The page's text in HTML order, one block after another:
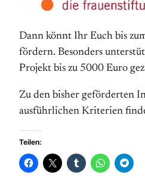
Dann könnt Ihr Euch bis
fördern. Besonders
Projekt bis zu 5000 Euro
Zu den bisher geförderten
ausführlichen Kriterien
Teilen: